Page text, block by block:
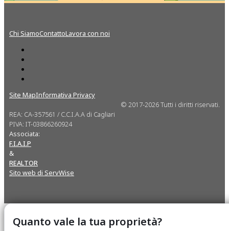
Chi SiamoContattoLavora con noi
Site MapInformativa Privacy
© 2017-2026 Tutti i diritti riservati.
REA: CA-357561 / C.C.I.A.A di Cagliari
PIVA: IT-03866260924
Associata:
F.I.A.I.P
&
REALTOR
Sito web di ServWise
Quanto vale la tua proprietà?